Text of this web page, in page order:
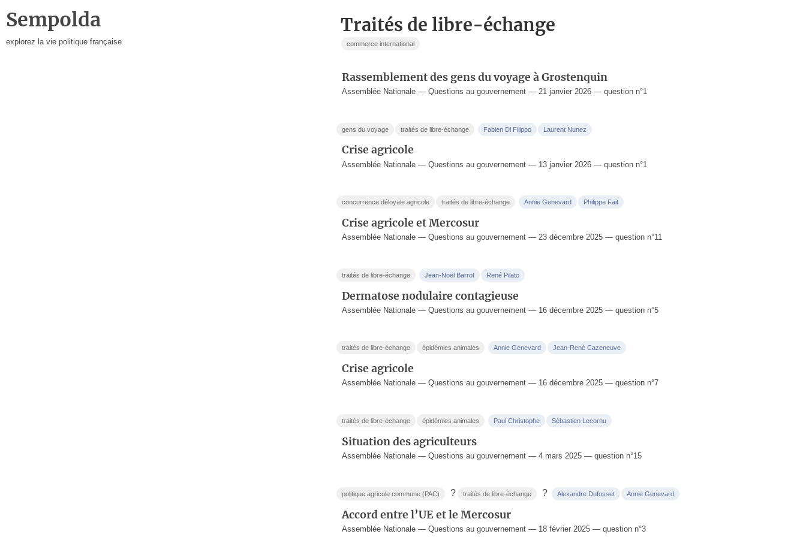
Sempolda
explorez la vie politique française
traités de libre-échange
commerce international
Rassemblement des gens du voyage à Grostenquin
Assemblée Nationale — Questions au gouvernement — 21 janvier 2026 — question n°1
gens du voyage traités de libre-échange Fabien Di Filippo Laurent Nunez
Crise agricole
Assemblée Nationale — Questions au gouvernement — 13 janvier 2026 — question n°1
concurrence déloyale agricole traités de libre-échange Annie Genevard Philippe Fait
Crise agricole et Mercosur
Assemblée Nationale — Questions au gouvernement — 23 décembre 2025 — question n°11
traités de libre-échange Jean-Noël Barrot René Pilato
Dermatose nodulaire contagieuse
Assemblée Nationale — Questions au gouvernement — 16 décembre 2025 — question n°5
traités de libre-échange épidémies animales Annie Genevard Jean-René Cazeneuve
Crise agricole
Assemblée Nationale — Questions au gouvernement — 16 décembre 2025 — question n°7
traités de libre-échange épidémies animales Paul Christophe Sébastien Lecornu
Situation des agriculteurs
Assemblée Nationale — Questions au gouvernement — 4 mars 2025 — question n°15
politique agricole commune (PAC) ? traités de libre-échange ? Alexandre Dufosset Annie Genevard
Accord entre l’UE et le Mercosur
Assemblée Nationale — Questions au gouvernement — 18 février 2025 — question n°3